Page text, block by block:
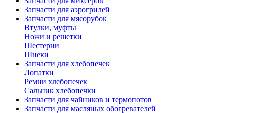
Запчасти для аэрогрилей
Запчасти для мясорубок
Втулки, муфты
Ножи и решетки
Шестерни
Шнеки
Запчасти для хлебопечек
Лопатки
Ремни хлебопечек
Сальник хлебопечки
Запчасти для чайников и термопотов
Запчасти для масляных обогревателей